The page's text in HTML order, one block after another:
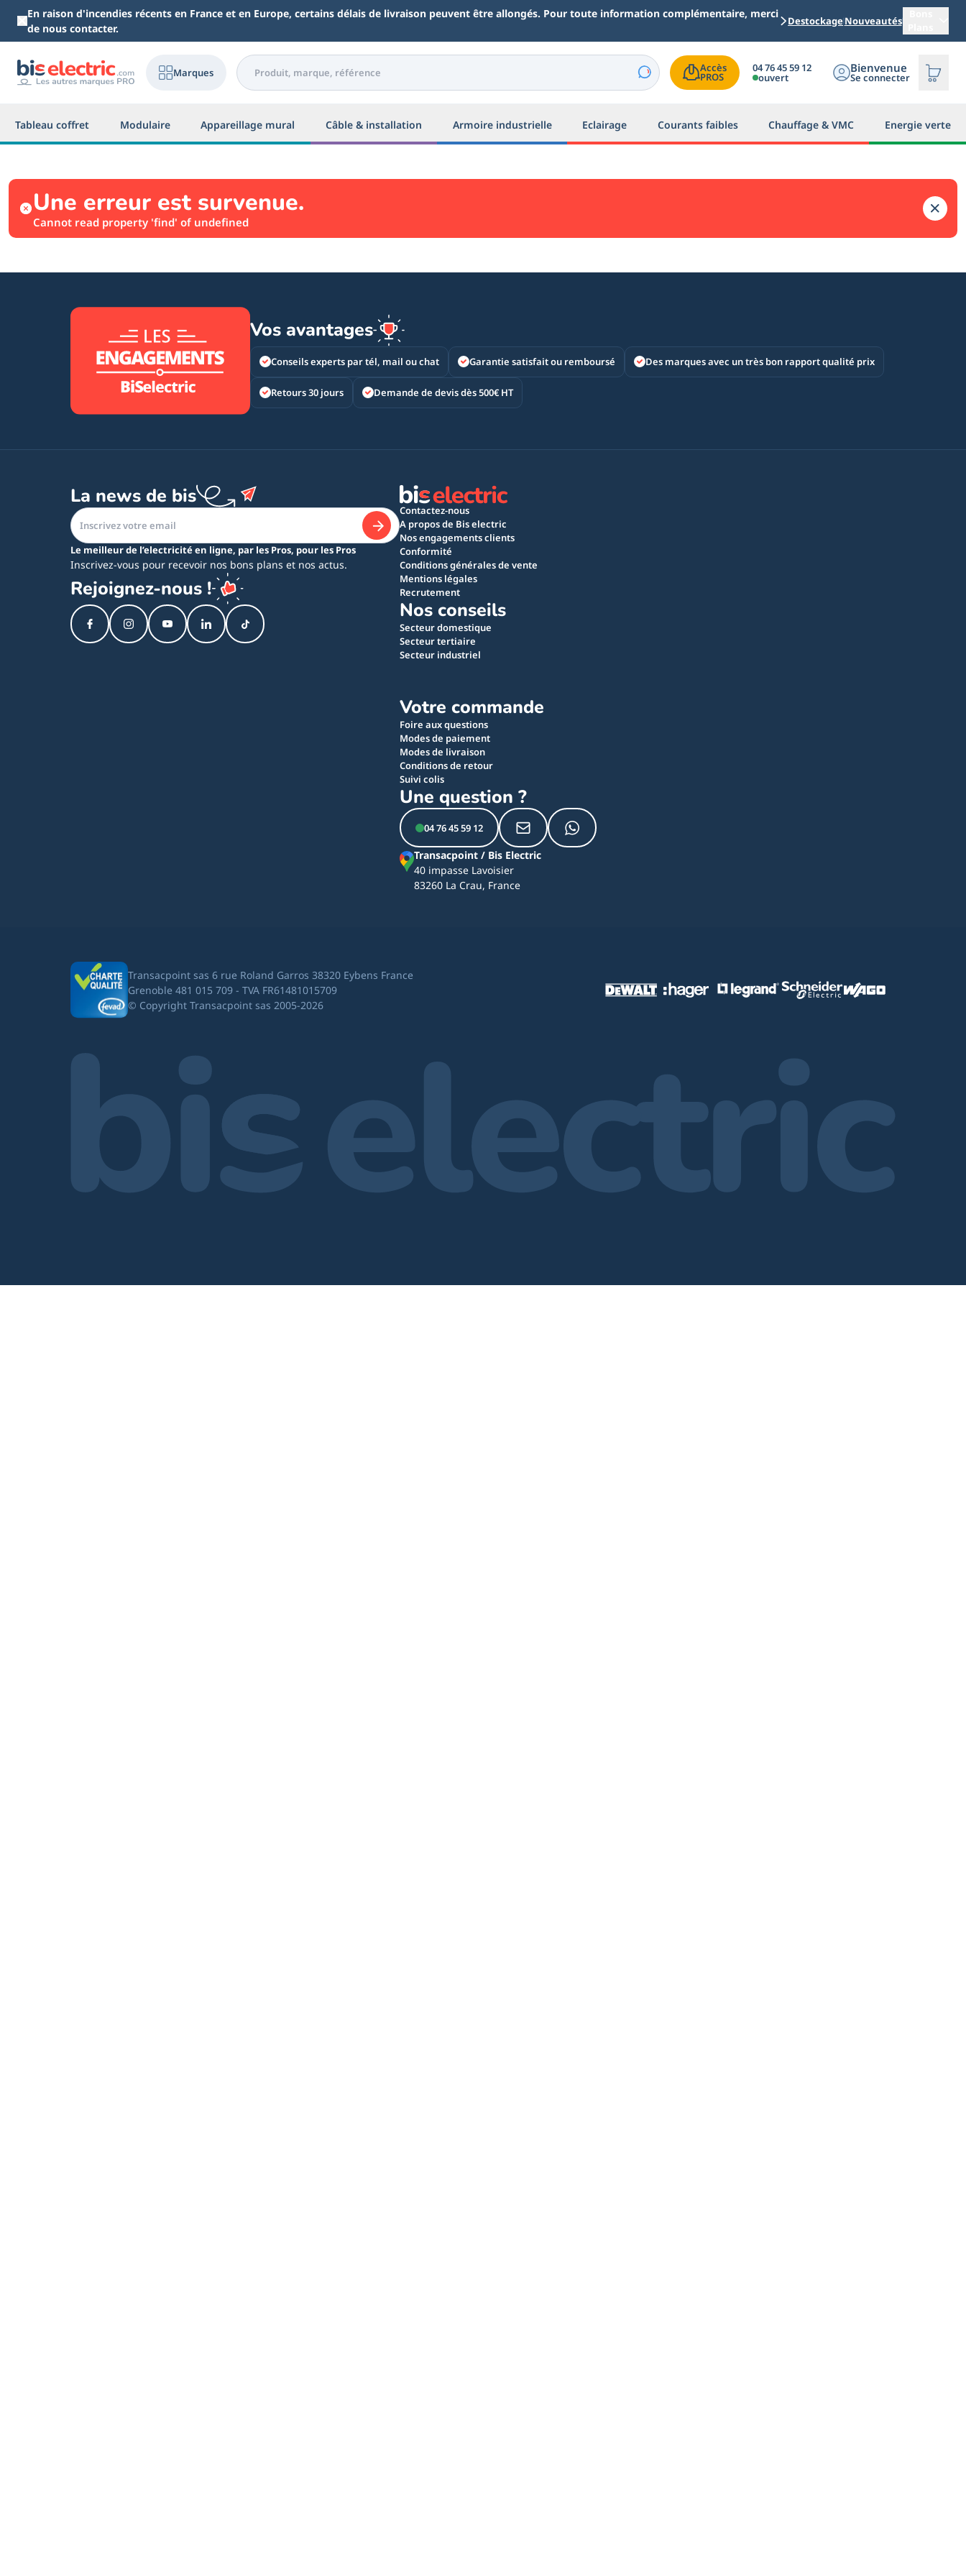
Aller au contenu principal
En raison d'incendies récents en France et en Europe, certains délais de livraison peuvent être allongés. Pour toute information complémentaire, merci
de nous contacter.
DestockageNouveautés
Marques Accès
PROS
04 76 45 59 12
ouvert
Bienvenue
Se connecter
Tableau coffret Modulaire Appareillage mural Câble & installation Armoire industrielle Eclairage Courants faibles Chauffage & VMC Energie verte
Une erreur est survenue.
Cannot read property 'find' of undefined
Vos avantages
Conseils experts par tél, mail ou chat Garantie satisfait ou remboursé Des marques avec un très bon rapport qualité prix
Retours 30 jours Demande de devis dès 500€ HT
La news de bis
Le meilleur de l’electricité en ligne, par les Pros, pour les Pros
Inscrivez-vous pour recevoir nos bons plans et nos actus.
Rejoignez-nous !
Contactez-nous
A propos de Bis electric
Nos engagements clients
Conformité
Conditions générales de vente
Mentions légales
Recrutement
Nos conseils
Secteur domestique
Secteur tertiaire
Secteur industriel
Votre commande
Foire aux questions
Modes de paiement
Modes de livraison
Conditions de retour
Suivi colis
Une question ?
04 76 45 59 12
Transacpoint / Bis Electric
40 impasse Lavoisier
83260 La Crau, France
Transacpoint sas 6 rue Roland Garros 38320 Eybens France
Grenoble 481 015 709 - TVA FR61481015709
© Copyright Transacpoint sas 2005-2026